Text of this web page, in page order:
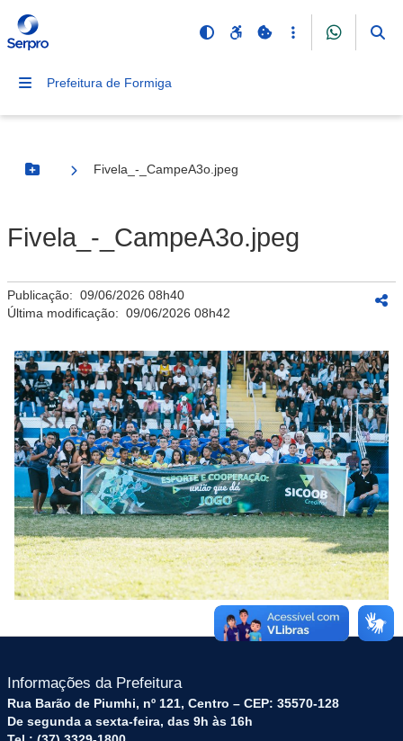
Prefeitura de Formiga
Botão Menu
Fivela_-_CampeA3o.jpeg
Fivela_-_CampeA3o.jpeg
Publicação: 09/06/2026 08h40
Última modificação: 09/06/2026 08h42
Informações da Prefeitura
Rua Barão de Piumhi, nº 121, Centro – CEP: 35570-128
De segunda a sexta-feira, das 9h às 16h